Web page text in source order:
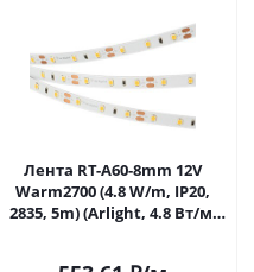
Лента RT-A60-8mm 12V
Warm2700 (4.8 W/m, IP20,
2835, 5m) (Arlight, 4.8 Вт/м,